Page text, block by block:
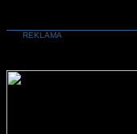
REKLAMA